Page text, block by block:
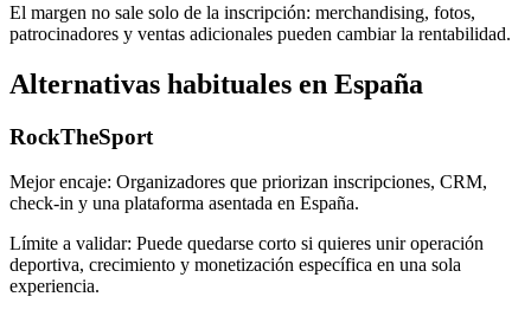
El margen no sale solo de la inscripción: merchandising, fotos,
patrocinadores y ventas adicionales pueden cambiar la rentabilidad.
Alternativas habituales en España
RockTheSport
Mejor encaje: Organizadores que priorizan inscripciones, CRM,
check-in y una plataforma asentada en España.
Límite a validar: Puede quedarse corto si quieres unir operación
deportiva, crecimiento y monetización específica en una sola
experiencia.